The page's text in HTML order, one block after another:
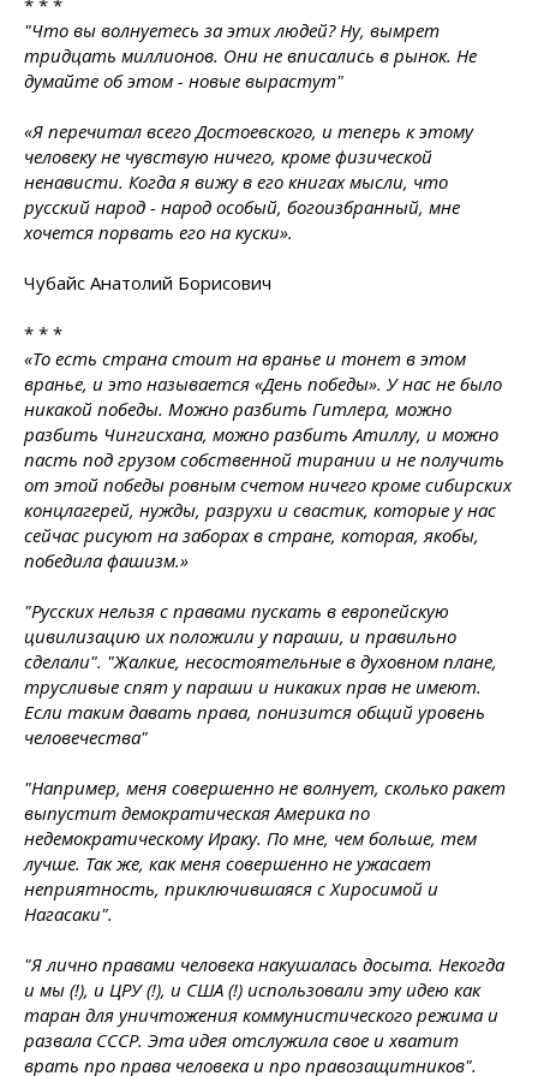
* * *
"Что вы волнуетесь за этих людей? Ну, вымрет
тридцать миллионов. Они не вписались в рынок. Не
думайте об этом - новые вырастут"
«Я перечитал всего Достоевского, и теперь к этому
человеку не чувствую ничего, кроме физической
ненависти. Когда я вижу в его книгах мысли, что
русский народ - народ особый, богоизбранный, мне
хочется порвать его на куски».
Чубайс Анатолий Борисович
* * *
«То есть страна стоит на вранье и тонет в этом
вранье, и это называется «День победы». У нас не было
никакой победы. Можно разбить Гитлера, можно
разбить Чингисхана, можно разбить Атиллу, и можно
пасть под грузом собственной тирании и не получить
от этой победы ровным счетом ничего кроме сибирских
концлагерей, нужды, разрухи и свастик, которые у нас
сейчас рисуют на заборах в стране, которая, якобы,
победила фашизм.»
"Русских нельзя с правами пускать в европейскую
цивилизацию их положили у параши, и правильно
сделали". "Жалкие, несостоятельные в духовном плане,
трусливые спят у параши и никаких прав не имеют.
Если таким давать права, понизится общий уровень
человечества"
"Например, меня совершенно не волнует, сколько ракет
выпустит демократическая Америка по
недемократическому Ираку. По мне, чем больше, тем
лучше. Так же, как меня совершенно не ужасает
неприятность, приключившаяся с Хиросимой и
Нагасаки".
"Я лично правами человека накушалась досыта. Некогда
и мы (!), и ЦРУ (!), и США (!) использовали эту идею как
таран для уничтожения коммунистического режима и
развала СССР. Эта идея отслужила свое и хватит
врать про права человека и про правозащитников".